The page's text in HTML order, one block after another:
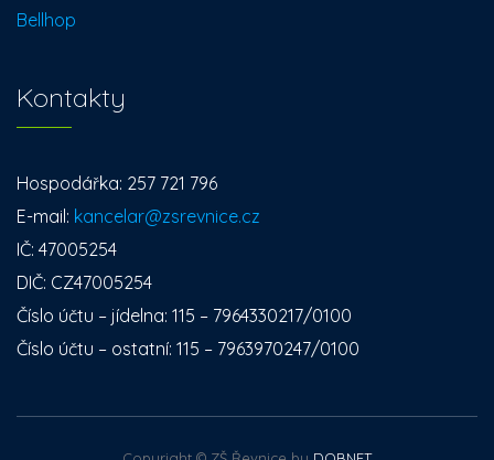
Bellhop
Kontakty
Hospodářka: 257 721 796
E-mail: kancelar@zsrevnice.cz
IČ: 47005254
DIČ: CZ47005254
Číslo účtu – jídelna: 115 – 7964330217/0100
Číslo účtu – ostatní: 115 – 7963970247/0100